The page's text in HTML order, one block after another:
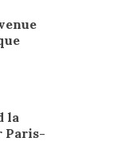
la
Paris-